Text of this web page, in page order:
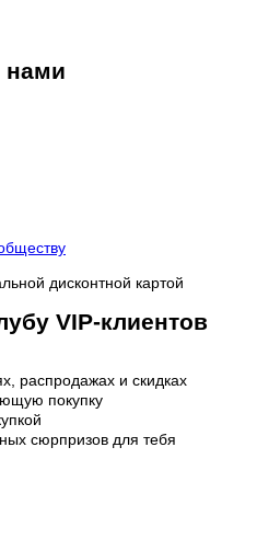
нами
дисконтной картой
VIP-клиентов
распродажах и скидках
покупку
сюрпризов для тебя